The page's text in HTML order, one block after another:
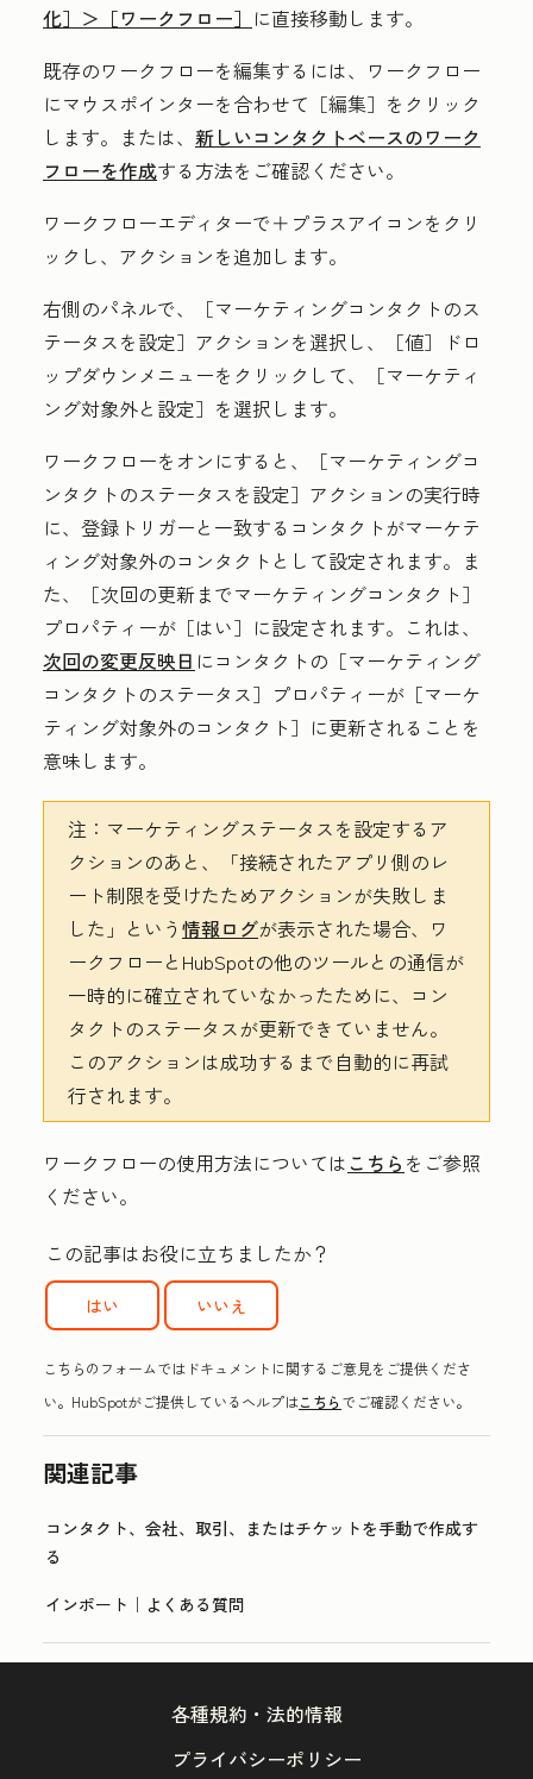
化］＞ ［ワークフロー］ に直接移動します。
既存のワークフローを編集するには、ワークフロー
にマウスポインターを合わせて［編集］ をクリック
します。または、 新しいコンタクトベースのワーク
フローを作成する方法をご確認ください。
ワークフローエディターで＋プラスアイコンをクリ
ックし、アクションを追加します。
右側のパネルで、［マーケティングコンタクトのス
テータスを設定］ アクションを選択し、［値］
ドロ
ップダウンメニューをクリックして、［マーケティ
ング対象外と設定］ を選択します。
ワークフローをオンにすると、［マーケティングコ
ンタクトのステータスを設定］ アクションの実行時
に、登録トリガーと一致するコンタクトがマーケテ
ィング対象外のコンタクトとして設定されます。ま
た、［次回の更新までマーケティングコンタクト］
プロパティーが［はい］ に設定されます。これは、
次回の変更反映日 にコンタクトの［マーケティング
コンタクトのステータス］ プロパティーが［マーケ
ティング対象外のコンタクト］ に更新されることを
意味します。
注： マーケティングステータスを設定するア
クションのあと、「接続されたアプリ側のレ
ート制限を受けたためアクションが失敗しま
した」という 情報ログが表示された場合、
ワ
ークフローとHubSpotの他のツールとの通信が
一時的に確立されていなかったために、コン
タクトのステータスが更新できていません。
このアクションは成功するまで自動的に再試
行されます。
ワークフローの使用方法については こちら をご参照
ください。
この記事はお役に立ちましたか？
はい いいえ
こちらのフォームではドキュメントに関するご意見をご提供くださ
い。HubSpotがご提供しているヘルプはこちらでご確認ください。
関連記事
コンタクト、会社、取引、またはチケットを手動で作成す
る
インポート｜よくある質問
各種規約・法的情報
プライバシーポリシー